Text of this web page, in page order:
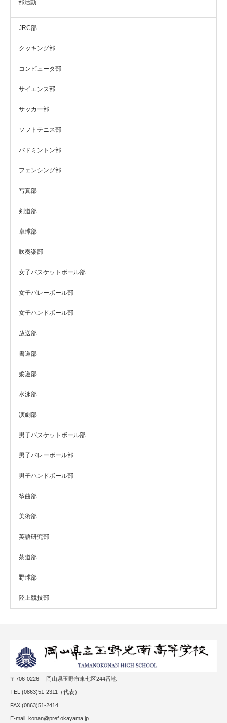
部活動
JRC部
クッキング部
コンピュータ部
サイエンス部
サッカー部
ソフトテニス部
バドミントン部
フェンシング部
写真部
剣道部
卓球部
吹奏楽部
女子バスケットボール部
女子バレーボール部
女子ハンドボール部
放送部
書道部
柔道部
水泳部
演劇部
男子バスケットボール部
男子バレーボール部
男子ハンドボール部
筝曲部
美術部
英語研究部
茶道部
野球部
陸上競技部
〒706-0226 岡山県玉野市東七区244番地
TEL (0863)51-2311（代表）
FAX (0863)51-2414
E-mail konan@pref.okayama.jp